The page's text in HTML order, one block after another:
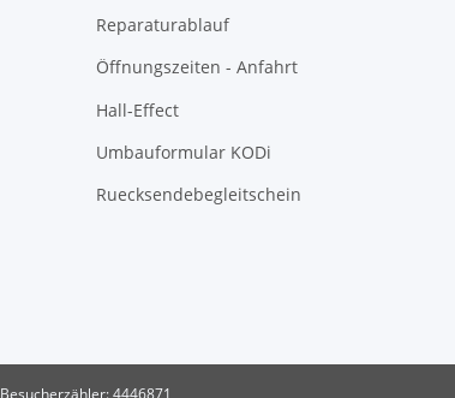
Reparaturablauf
Öffnungszeiten - Anfahrt
Hall-Effect
Umbauformular KODi
Ruecksendebegleitschein